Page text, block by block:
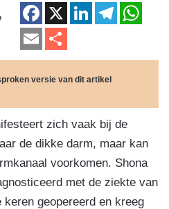
F
a
c
e
b
o
o
k
X
Li
k
e
dI
n
T
e
a
m
at
A
p
E
m
ail
el
e
n
versie van dit artikel
zich vaak bij de
de dikke darm, maar kan
voorkomen. Shona
met de ziekte van
geopereerd en kreeg